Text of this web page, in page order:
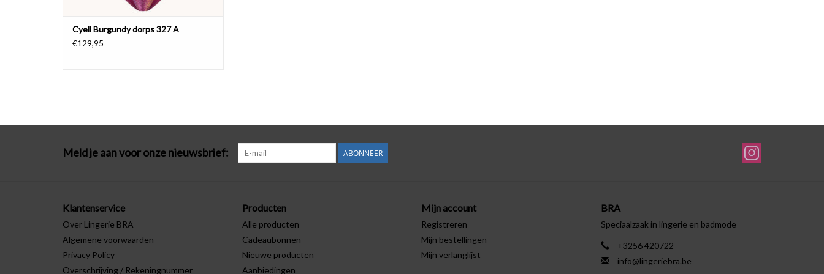
Cyell Burgundy dorps 327 A
€129,95
Meld je aan voor onze nieuwsbrief: ABONNEER
Klantenservice
Over Lingerie BRA
Algemene voorwaarden
Privacy Policy
Overschrijving / Rekeningnummer
Producten
Alle producten
Cadeaubonnen
Nieuwe producten
Aanbiedingen
Mijn account
Registreren
Mijn bestellingen
Mijn verlanglijst
BRA
Speciaalzaak in lingerie en badmode
+3256 420722
info@lingeriebra.be